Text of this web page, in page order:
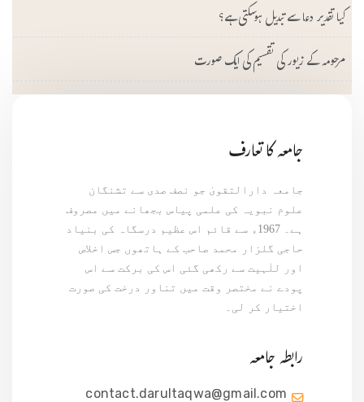
کیا تقدیر دعا سے تبدیل ہوسکتی ہے؟
مرحومہ کے زیور کی تقسیم کی ایک صورت
جامعہ کا تعارف
جامعہ دارالتقویٰ جو نصف صدی سے تشنگان
علوم نبویہ کی علمی پیاس بجھانے میں مصروف
ہے۔ 1967ء سے قائم اس عظیم درسگاہ کی بنیاد
حاجی گلزار محمد صاحب کے ہاتھوں جس اخلاص
اور للٰہیت سے رکھی گئی اس کی برکت سے اس
پودے نے مختصر وقت میں تناور درخت کی صورت
اختیار کر لی۔
رابطہ جامعہ
contact.darultaqwa@gmail.com